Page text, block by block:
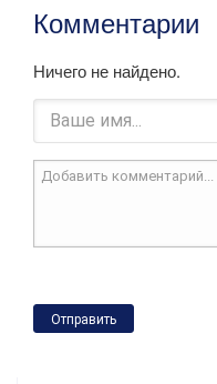
Комментарии
Ничего не найдено.
Отправить